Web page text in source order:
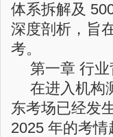
体系拆解及
深度剖析，旨
考。
第一章 行业
在进入机构
东考场已经发
2025 年的考情